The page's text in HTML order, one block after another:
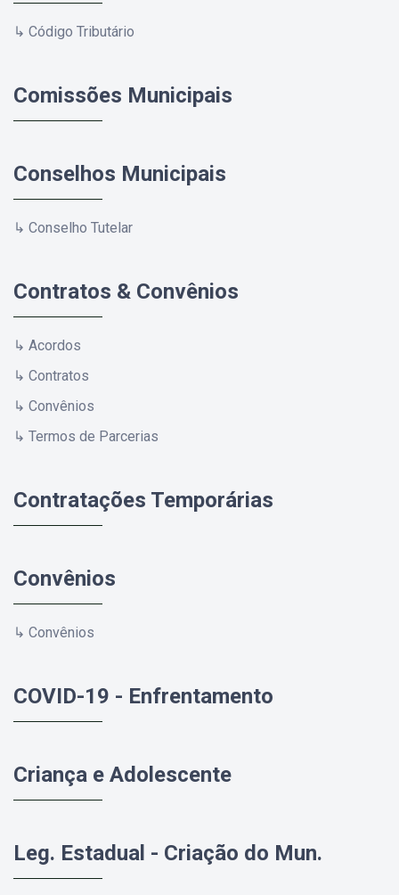
↳ Código Tributário
Comissões Municipais
Conselhos Municipais
↳ Conselho Tutelar
Contratos & Convênios
↳ Acordos
↳ Contratos
↳ Convênios
↳ Termos de Parcerias
Contratações Temporárias
Convênios
↳ Convênios
COVID-19 - Enfrentamento
Criança e Adolescente
Leg. Estadual - Criação do Mun.